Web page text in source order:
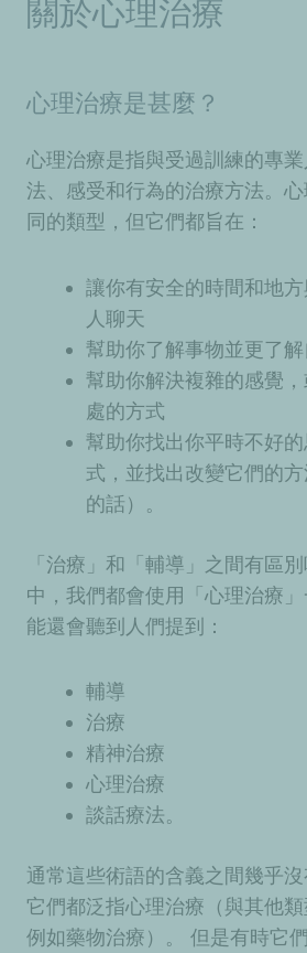
關於心理治療
心理治療是甚麼？
心理治療是指與受過訓練的專
法、感受和行為的治療方法。
同的類型 ，但它們都旨在：
讓你有安全的時間和地
人聊天
幫助你了解事物並更了解
幫助你解決複雜的感覺
處的方式
幫助你找出你平時不好
式，並找出改變它們的
的話）。
「治療」和「輔導」之間有區
中，我們都會使用「心理治療
能還會聽到人們提到：
輔導
治療
精神治療
心理治療
談話療法。
通常這些術語的含義之間幾乎
它們都泛指心理治療（與其他類
例如藥物治療）。 但是有時它